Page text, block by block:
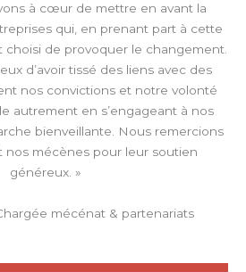
à cœur de mettre en avant la
qui, en prenant part à cette
choisi de provoquer le changement.
d’avoir tissé des liens avec des
nos convictions et notre volonté
autrement en s’engageant à nos
bienveillante. Nous remercions
nos mécènes pour leur soutien
généreux. »
mécénat & partenariats